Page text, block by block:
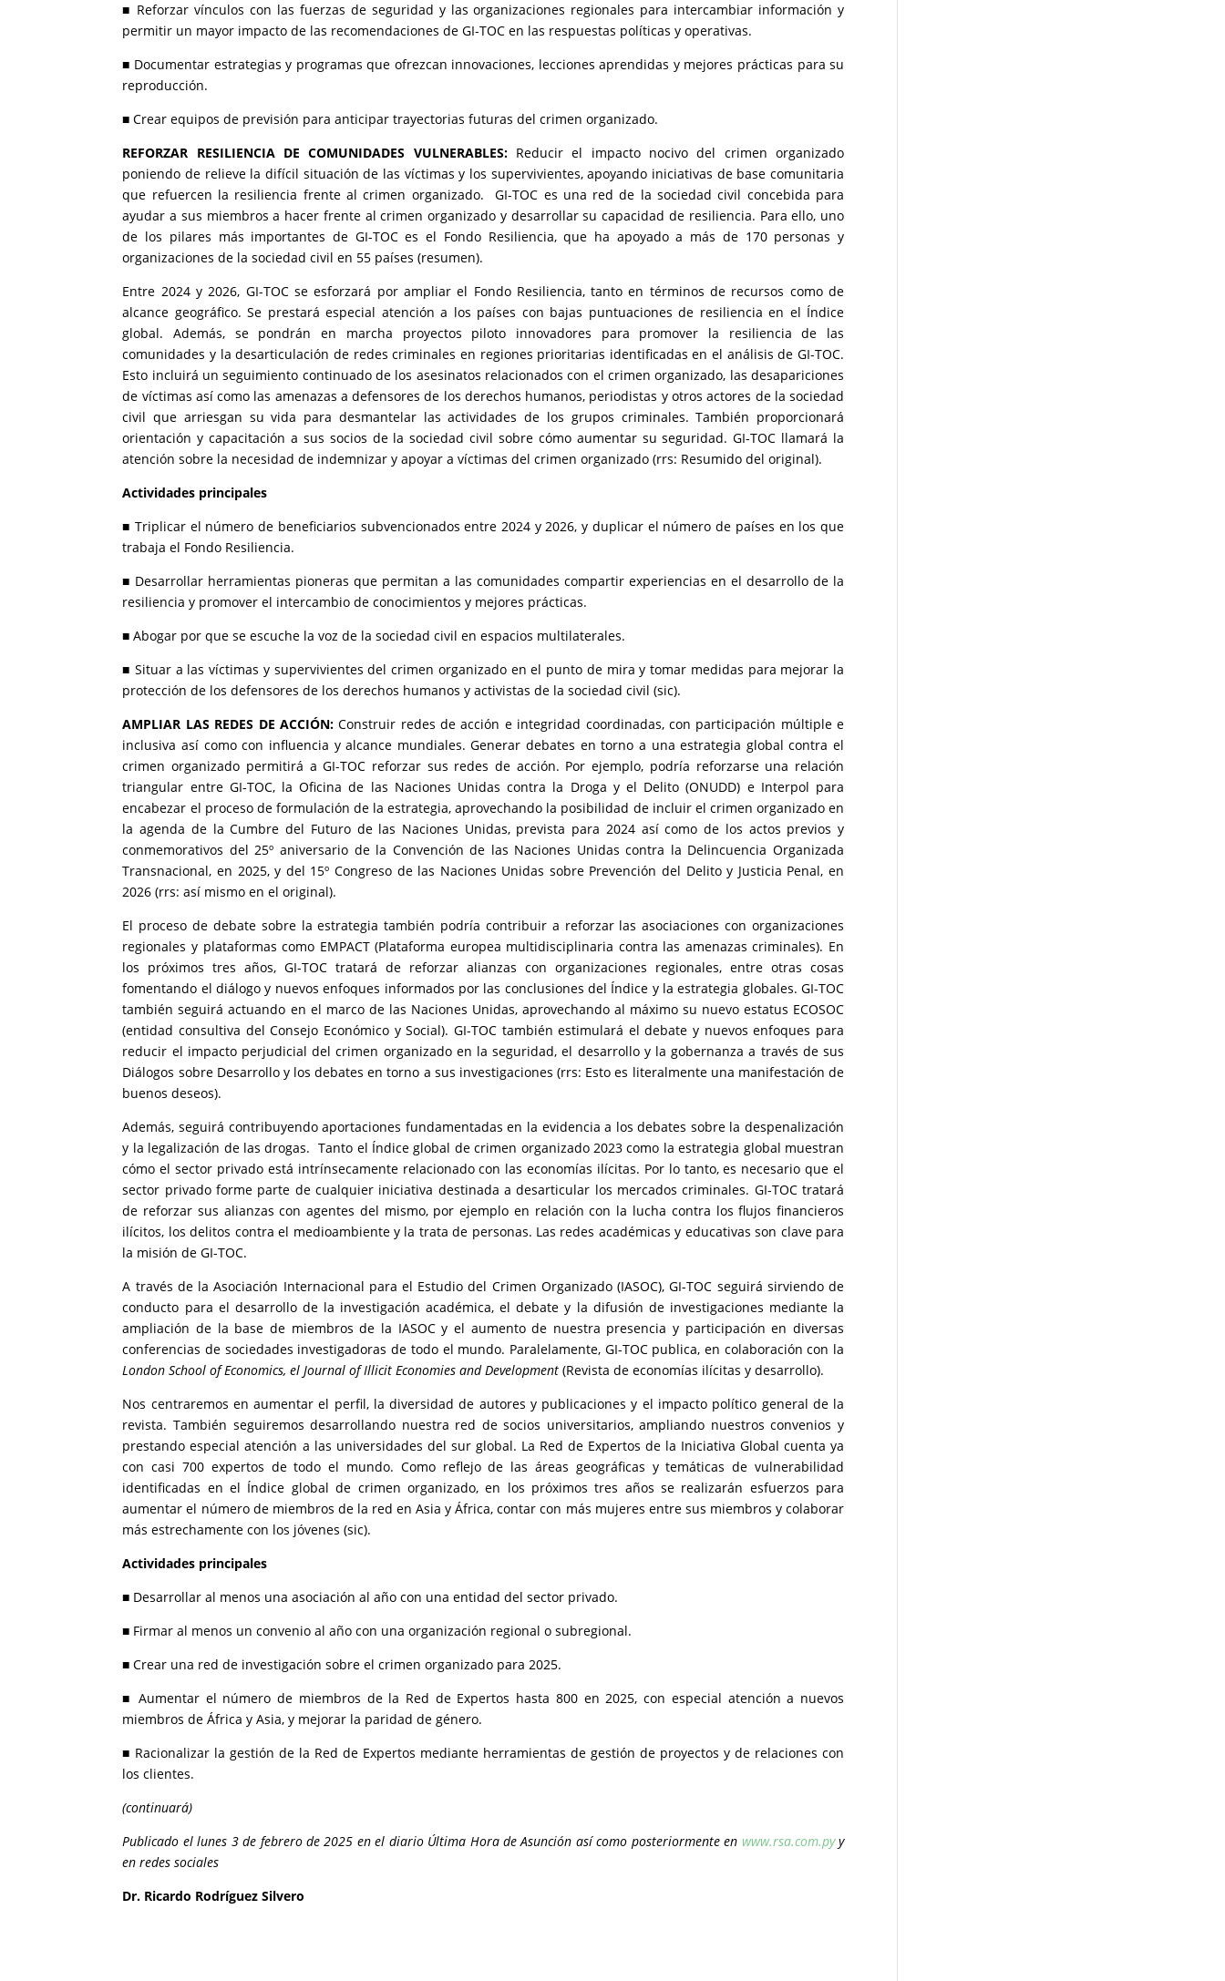
■ Reforzar vínculos con las fuerzas de seguridad y las organizaciones regionales para intercambiar información y
permitir un mayor impacto de las recomendaciones de GI-TOC en las respuestas políticas y operativas.
■ Documentar estrategias y programas que ofrezcan innovaciones, lecciones aprendidas y mejores prácticas para su
reproducción.
■ Crear equipos de previsión para anticipar trayectorias futuras del crimen organizado.
REFORZAR RESILIENCIA DE COMUNIDADES VULNERABLES:Reducir el impacto nocivo del crimen organizado
poniendo de relieve la difícil situación de las víctimas y los supervivientes, apoyando iniciativas de base comunitaria
que refuercen la resiliencia frente al crimen organizado. GI-TOC es una red de la sociedad civil concebida para
ayudar a sus miembros a hacer frente al crimen organizado y desarrollar su capacidad de resiliencia. Para ello, uno
de los pilares más importantes de GI-TOC es el Fondo Resiliencia, que ha apoyado a más de 170 personas y
organizaciones de la sociedad civil en 55 países (resumen).
Entre 2024 y 2026, GI-TOC se esforzará por ampliar el Fondo Resiliencia, tanto en términos de recursos como de
alcance geográfico. Se prestará especial atención a los países con bajas puntuaciones de resiliencia en el Índice
global. Además, se pondrán en marcha proyectos piloto innovadores para promover la resiliencia de las
comunidades y la desarticulación de redes criminales en regiones prioritarias identificadas en el análisis de GI-TOC.
Esto incluirá un seguimiento continuado de los asesinatos relacionados con el crimen organizado, las desapariciones
de víctimas así como las amenazas a defensores de los derechos humanos, periodistas y otros actores de la sociedad
civil que arriesgan su vida para desmantelar las actividades de los grupos criminales. También proporcionará
orientación y capacitación a sus socios de la sociedad civil sobre cómo aumentar su seguridad. GI-TOC llamará la
atención sobre la necesidad de indemnizar y apoyar a víctimas del crimen organizado (rrs: Resumido del original).
Actividades principales
■ Triplicar el número de beneficiarios subvencionados entre 2024 y 2026, y duplicar el número de países en los que
trabaja el Fondo Resiliencia.
■ Desarrollar herramientas pioneras que permitan a las comunidades compartir experiencias en el desarrollo de la
resiliencia y promover el intercambio de conocimientos y mejores prácticas.
■ Abogar por que se escuche la voz de la sociedad civil en espacios multilaterales.
■ Situar a las víctimas y supervivientes del crimen organizado en el punto de mira y tomar medidas para mejorar la
protección de los defensores de los derechos humanos y activistas de la sociedad civil (sic).
AMPLIAR LAS REDES DE ACCIÓN:Construir redes de acción e integridad coordinadas, con participación múltiple e
inclusiva así como con influencia y alcance mundiales. Generar debates en torno a una estrategia global contra el
crimen organizado permitirá a GI-TOC reforzar sus redes de acción. Por ejemplo, podría reforzarse una relación
triangular entre GI-TOC, la Oficina de las Naciones Unidas contra la Droga y el Delito (ONUDD) e Interpol para
encabezar el proceso de formulación de la estrategia, aprovechando la posibilidad de incluir el crimen organizado en
la agenda de la Cumbre del Futuro de las Naciones Unidas, prevista para 2024 así como de los actos previos y
conmemorativos del 25º aniversario de la Convención de las Naciones Unidas contra la Delincuencia Organizada
Transnacional, en 2025, y del 15º Congreso de las Naciones Unidas sobre Prevención del Delito y Justicia Penal, en
2026 (rrs: así mismo en el original).
El proceso de debate sobre la estrategia también podría contribuir a reforzar las asociaciones con organizaciones
regionales y plataformas como EMPACT (Plataforma europea multidisciplinaria contra las amenazas criminales). En
los próximos tres años, GI-TOC tratará de reforzar alianzas con organizaciones regionales, entre otras cosas
fomentando el diálogo y nuevos enfoques informados por las conclusiones del Índice y la estrategia globales. GI-TOC
también seguirá actuando en el marco de las Naciones Unidas, aprovechando al máximo su nuevo estatus ECOSOC
(entidad consultiva del Consejo Económico y Social). GI-TOC también estimulará el debate y nuevos enfoques para
reducir el impacto perjudicial del crimen organizado en la seguridad, el desarrollo y la gobernanza a través de sus
Diálogos sobre Desarrollo y los debates en torno a sus investigaciones (rrs: Esto es literalmente una manifestación de
buenos deseos).
Además, seguirá contribuyendo aportaciones fundamentadas en la evidencia a los debates sobre la despenalización
y la legalización de las drogas. Tanto el Índice global de crimen organizado 2023 como la estrategia global muestran
cómo el sector privado está intrínsecamente relacionado con las economías ilícitas. Por lo tanto, es necesario que el
sector privado forme parte de cualquier iniciativa destinada a desarticular los mercados criminales. GI-TOC tratará
de reforzar sus alianzas con agentes del mismo, por ejemplo en relación con la lucha contra los flujos financieros
ilícitos, los delitos contra el medioambiente y la trata de personas. Las redes académicas y educativas son clave para
la misión de GI-TOC.
A través de la Asociación Internacional para el Estudio del Crimen Organizado (IASOC), GI-TOC seguirá sirviendo de
conducto para el desarrollo de la investigación académica, el debate y la difusión de investigaciones mediante la
ampliación de la base de miembros de la IASOC y el aumento de nuestra presencia y participación en diversas
conferencias de sociedades investigadoras de todo el mundo. Paralelamente, GI-TOC publica, en colaboración con la
London School of Economics, el Journal of Illicit Economies and Development (Revista de economías ilícitas y desarrollo).
Nos centraremos en aumentar el perfil, la diversidad de autores y publicaciones y el impacto político general de la
revista. También seguiremos desarrollando nuestra red de socios universitarios, ampliando nuestros convenios y
prestando especial atención a las universidades del sur global. La Red de Expertos de la Iniciativa Global cuenta ya
con casi 700 expertos de todo el mundo. Como reflejo de las áreas geográficas y temáticas de vulnerabilidad
identificadas en el Índice global de crimen organizado, en los próximos tres años se realizarán esfuerzos para
aumentar el número de miembros de la red en Asia y África, contar con más mujeres entre sus miembros y colaborar
más estrechamente con los jóvenes (sic).
Actividades principales
■ Desarrollar al menos una asociación al año con una entidad del sector privado.
■ Firmar al menos un convenio al año con una organización regional o subregional.
■ Crear una red de investigación sobre el crimen organizado para 2025.
■ Aumentar el número de miembros de la Red de Expertos hasta 800 en 2025, con especial atención a nuevos
miembros de África y Asia, y mejorar la paridad de género.
■ Racionalizar la gestión de la Red de Expertos mediante herramientas de gestión de proyectos y de relaciones con
los clientes.
(continuará)
Publicado el lunes 3 de febrero de 2025 en el diario Última Hora de Asunción así como posteriormente en www.rsa.com.pyy
en redes sociales
Dr. Ricardo Rodríguez Silvero